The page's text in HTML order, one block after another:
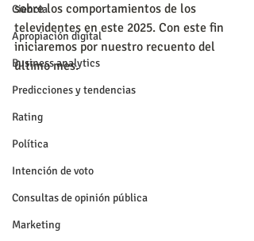
Ciencia
Apropiación digital
Business analytics
Predicciones y tendencias
Rating
Política
Intención de voto
Consultas de opinión pública
Marketing
sobre los comportamientos de los
televidentes en este 2025. Con este fin
iniciaremos por nuestro recuento del
último mes.